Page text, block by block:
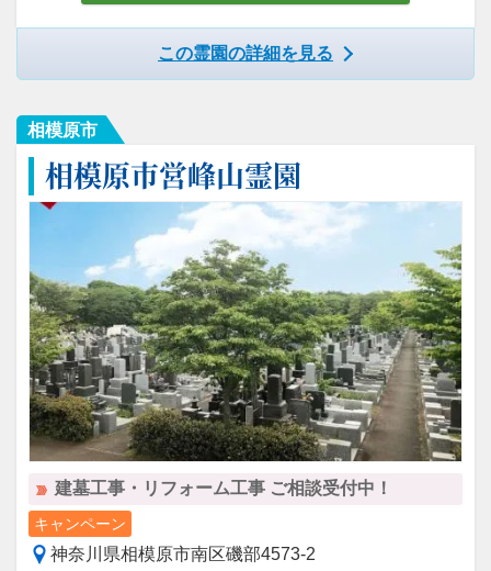
この霊園の詳細を見る
相模原市
相模原市営峰山霊園
建墓工事・リフォーム工事 ご相談受付中！
キャンペーン
神奈川県相模原市南区磯部4573-2